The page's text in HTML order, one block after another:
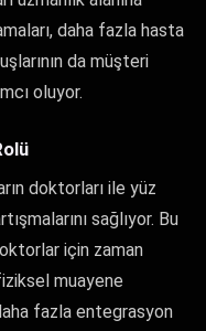
daha fazla hasta
da müşteri
oluyor.
doktorları ile yüz
sağlıyor. Bu
için zaman
muayene
fazla entegrasyon